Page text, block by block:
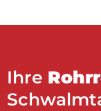
Ihre